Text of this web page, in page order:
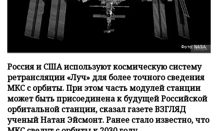
Фото: NASA
Россия и США используют космическую систему
ретрансляции «Луч» для более точного сведения
МКС с орбиты. При этом часть модулей станции
может быть присоединена к будущей Российской
орбитальной станции, сказал газете ВЗГЛЯД
ученый Натан Эйсмонт. Ранее стало известно, что